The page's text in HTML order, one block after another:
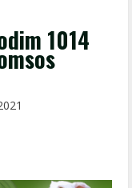
1014